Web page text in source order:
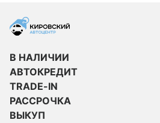
В НАЛИЧИИ
АВТОКРЕДИТ
TRADE-IN
РАССРОЧКА
ВЫКУП